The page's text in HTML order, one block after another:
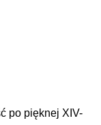
po pięknej XIV-